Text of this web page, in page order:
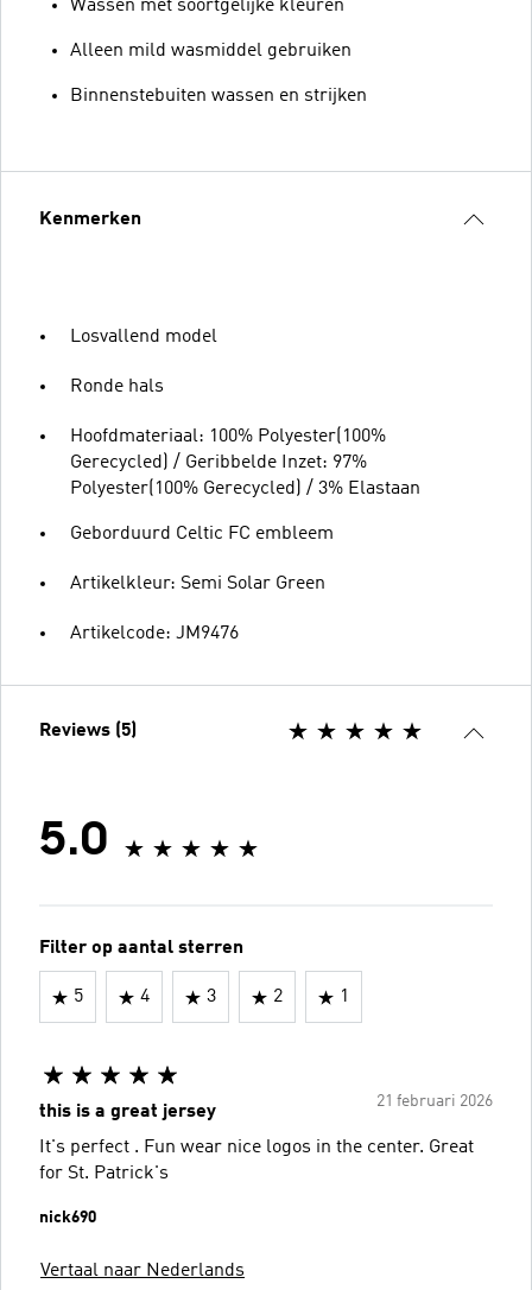
Wassen met soortgelijke kleuren
Alleen mild wasmiddel gebruiken
Binnenstebuiten wassen en strijken
Kenmerken
Losvallend model
Ronde hals
Hoofdmateriaal: 100% Polyester(100%
Gerecycled) / Geribbelde Inzet: 97%
Polyester(100% Gerecycled) / 3% Elastaan
Geborduurd Celtic FC embleem
Artikelkleur: Semi Solar Green
Artikelcode: JM9476
Reviews (5)
5.0
Filter op aantal sterren
5 4 3 2 1
21 februari 2026
this is a great jersey
It's perfect . Fun wear nice logos in the center. Great
for St. Patrick's
nick690
Vertaal naar Nederlands